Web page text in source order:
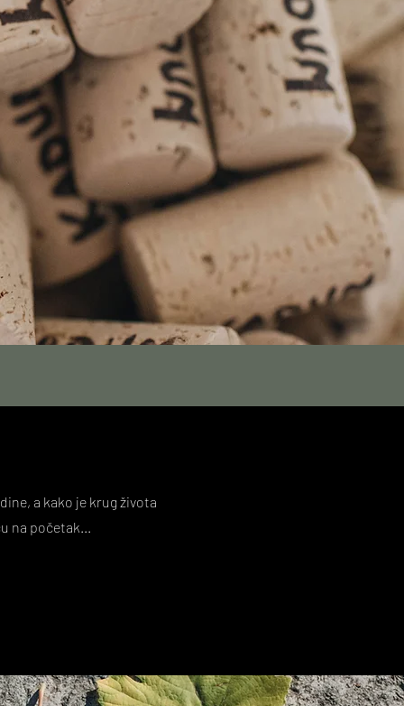
a kako je krug života
na početak...